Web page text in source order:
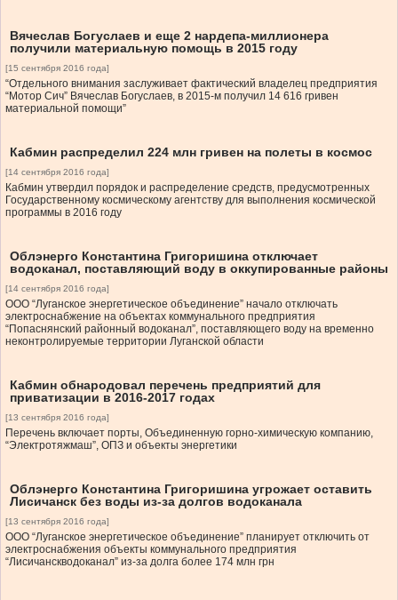
Вячеслав Богуслаев и еще 2 нардепа-миллионера
получили материальную помощь в 2015 году
[15 сентября 2016 года]
“Отдельного внимания заслуживает фактический владелец предприятия
“Мотор Сич” Вячеслав Богуслаев, в 2015-м получил 14 616 гривен
материальной помощи”
Кабмин распределил 224 млн гривен на полеты в космос
[14 сентября 2016 года]
Кабмин утвердил порядок и распределение средств, предусмотренных
Государственному космическому агентству для выполнения космической
программы в 2016 году
Облэнерго Константина Григоришина отключает
водоканал, поставляющий воду в оккупированные районы
[14 сентября 2016 года]
ООО “Луганское энергетическое объединение” начало отключать
электроснабжение на объектах коммунального предприятия
“Попаснянский районный водоканал”, поставляющего воду на временно
неконтролируемые территории Луганской области
Кабмин обнародовал перечень предприятий для
приватизации в 2016-2017 годах
[13 сентября 2016 года]
Перечень включает порты, Объединенную горно-химическую компанию,
“Электротяжмаш”, ОПЗ и объекты энергетики
Облэнерго Константина Григоришина угрожает оставить
Лисичанск без воды из-за долгов водоканала
[13 сентября 2016 года]
ООО “Луганское энергетическое объединение” планирует отключить от
электроснабжения объекты коммунального предприятия
“Лисичанскводоканал” из-за долга более 174 млн грн